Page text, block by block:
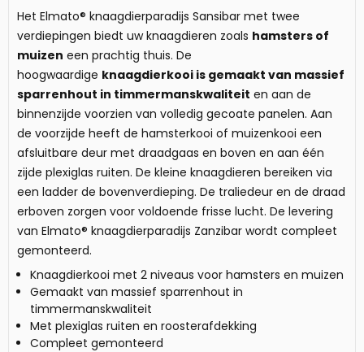
Het Elmato® knaagdierparadijs Sansibar met twee
verdiepingen biedt uw knaagdieren zoals hamsters of
muizen een prachtig thuis. De
hoogwaardige knaagdierkooi is gemaakt van massief
sparrenhout in timmermanskwaliteit en aan de
binnenzijde voorzien van volledig gecoate panelen. Aan
de voorzijde heeft de hamsterkooi of muizenkooi een
afsluitbare deur met draadgaas en boven en aan één
zijde plexiglas ruiten. De kleine knaagdieren bereiken via
een ladder de bovenverdieping. De traliedeur en de draad
erboven zorgen voor voldoende frisse lucht. De levering
van Elmato® knaagdierparadijs Zanzibar wordt compleet
gemonteerd.
Knaagdierkooi met 2 niveaus voor hamsters en muizen
Gemaakt van massief sparrenhout in
timmermanskwaliteit
Met plexiglas ruiten en roosterafdekking
Compleet gemonteerd